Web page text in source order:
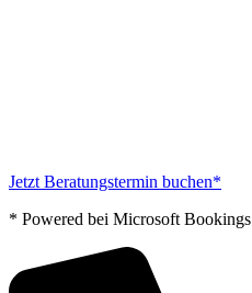
Jetzt Beratungstermin buchen*
* Powered bei Microsoft Bookings